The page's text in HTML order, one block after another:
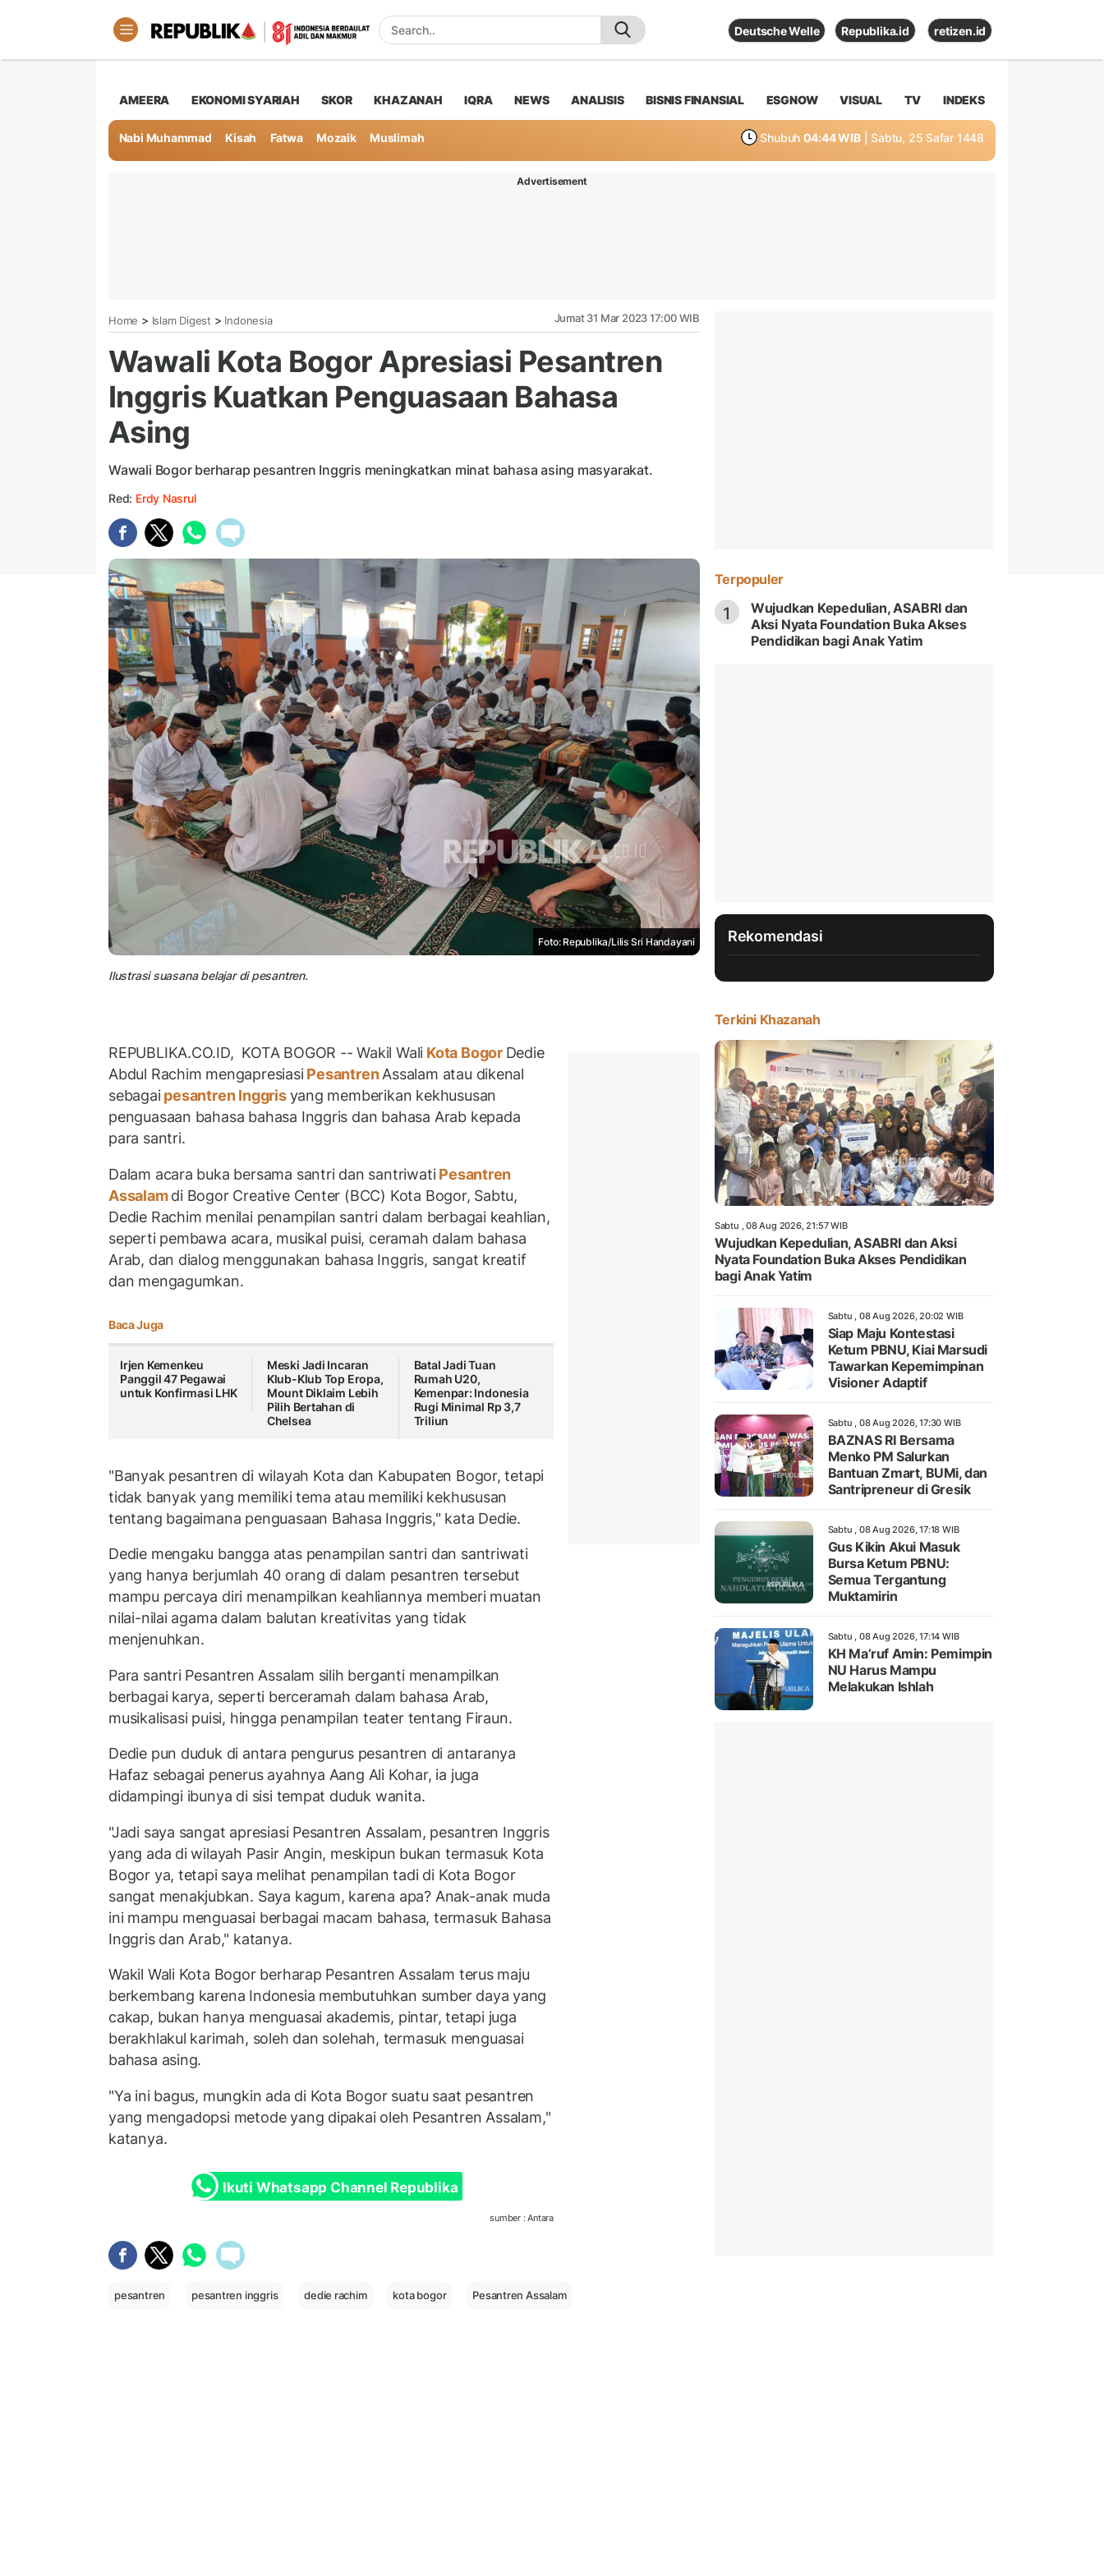
Deutsche Welle Republika.id retizen.id
AMEERA EKONOMI SYARIAH SKOR KHAZANAH IQRA NEWS ANALISIS BISNIS FINANSIAL ESGNOW VISUAL TV INDEKS
Nabi Muhammad Kisah Fatwa Mozaik Muslimah Shubuh 04:44 WIB | Sabtu, 25 Safar 1448
Advertisement
Home > Islam Digest > Indonesia Jumat 31 Mar 2023 17:00 WIB
Wawali Kota Bogor Apresiasi Pesantren
Inggris Kuatkan Penguasaan Bahasa
Asing
Wawali Bogor berharap pesantren Inggris meningkatkan minat bahasa asing masyarakat.
Red: Erdy Nasrul
Foto: Republika/Lilis Sri Handayani
Ilustrasi suasana belajar di pesantren.
REPUBLIKA.CO.ID, KOTA BOGOR -- Wakil Wali Kota Bogor Dedie
Abdul Rachim mengapresiasiPesantrenAssalam atau dikenal
sebagaipesantren Inggrisyang memberikan kekhususan
penguasaan bahasa bahasa Inggris dan bahasa Arab kepada
para santri.
Dalam acara buka bersama santri dan santriwatiPesantren
Assalamdi Bogor Creative Center (BCC) Kota Bogor, Sabtu,
Dedie Rachim menilai penampilan santri dalam berbagai keahlian,
seperti pembawa acara, musikal puisi, ceramah dalam bahasa
Arab, dan dialog menggunakan bahasa Inggris, sangat kreatif
dan mengagumkan.
Baca Juga
Irjen Kemenkeu
Panggil 47 Pegawai
untuk Konfirmasi LHK
Meski Jadi Incaran
Klub-Klub Top Eropa,
Mount Diklaim Lebih
Pilih Bertahan di
Chelsea
Batal Jadi Tuan
Rumah U20,
Kemenpar: Indonesia
Rugi Minimal Rp 3,7
Triliun
"Banyak pesantren di wilayah Kota dan Kabupaten Bogor, tetapi
tidak banyak yang memiliki tema atau memiliki kekhususan
tentang bagaimana penguasaan Bahasa Inggris," kata Dedie.
Dedie mengaku bangga atas penampilan santri dan santriwati
yang hanya berjumlah 40 orang di dalam pesantren tersebut
mampu percaya diri menampilkan keahliannya memberi muatan
nilai-nilai agama dalam balutan kreativitas yang tidak
menjenuhkan.
Para santri Pesantren Assalam silih berganti menampilkan
berbagai karya, seperti berceramah dalam bahasa Arab,
musikalisasi puisi, hingga penampilan teater tentang Firaun.
Dedie pun duduk di antara pengurus pesantren di antaranya
Hafaz sebagai penerus ayahnya Aang Ali Kohar, ia juga
didampingi ibunya di sisi tempat duduk wanita.
"Jadi saya sangat apresiasi Pesantren Assalam, pesantren Inggris
yang ada di wilayah Pasir Angin, meskipun bukan termasuk Kota
Bogor ya, tetapi saya melihat penampilan tadi di Kota Bogor
sangat menakjubkan. Saya kagum, karena apa? Anak-anak muda
ini mampu menguasai berbagai macam bahasa, termasuk Bahasa
Inggris dan Arab," katanya.
Wakil Wali Kota Bogor berharap Pesantren Assalam terus maju
berkembang karena Indonesia membutuhkan sumber daya yang
cakap, bukan hanya menguasai akademis, pintar, tetapi juga
berakhlakul karimah, soleh dan solehah, termasuk menguasai
bahasa asing.
"Ya ini bagus, mungkin ada di Kota Bogor suatu saat pesantren
yang mengadopsi metode yang dipakai oleh Pesantren Assalam,"
katanya.
Ikuti Whatsapp Channel Republika
sumber : Antara
pesantren pesantren inggris dedie rachim kota bogor Pesantren Assalam
Terpopuler
1
Wujudkan Kepedulian, ASABRI dan
Aksi Nyata Foundation Buka Akses
Pendidikan bagi Anak Yatim
Rekomendasi
Terkini Khazanah
Sabtu , 08 Aug 2026, 21:57 WIB
Wujudkan Kepedulian, ASABRI dan Aksi
Nyata Foundation Buka Akses Pendidikan
bagi Anak Yatim
Sabtu , 08 Aug 2026, 20:02 WIB
Siap Maju Kontestasi
Ketum PBNU, Kiai Marsudi
Tawarkan Kepemimpinan
Visioner Adaptif
Sabtu , 08 Aug 2026, 17:30 WIB
BAZNAS RI Bersama
Menko PM Salurkan
Bantuan Zmart, BUMi, dan
Santripreneur di Gresik
Sabtu , 08 Aug 2026, 17:18 WIB
Gus Kikin Akui Masuk
Bursa Ketum PBNU:
Semua Tergantung
Muktamirin
Sabtu , 08 Aug 2026, 17:14 WIB
KH Ma’ruf Amin: Pemimpin
NU Harus Mampu
Melakukan Ishlah